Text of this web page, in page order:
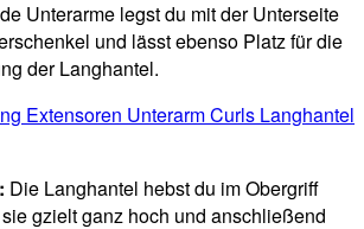
Unterarme legst du mit der Unterseite
und lässt ebenso Platz für die
der Langhantel.
Die Langhantel hebst du im Obergriff
gzielt ganz hoch und anschließend